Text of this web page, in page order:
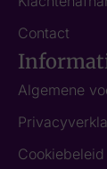
Contact
Algemene
Cookiebeleid